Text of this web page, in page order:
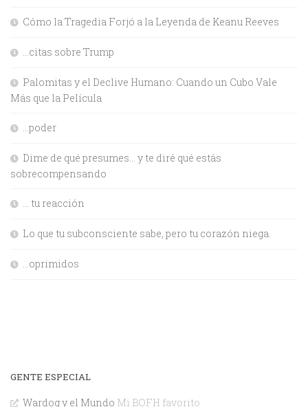
Cómo la Tragedia Forjó a la Leyenda de Keanu Reeves
…citas sobre Trump
Palomitas y el Declive Humano: Cuando un Cubo Vale
Más que la Película
…poder
Dime de qué presumes… y te diré qué estás
sobrecompensando
… tu reacción
Lo que tu subconsciente sabe, pero tu corazón niega.
…oprimidos
GENTE ESPECIAL
Wardog y el Mundo Mi BOFH favorito